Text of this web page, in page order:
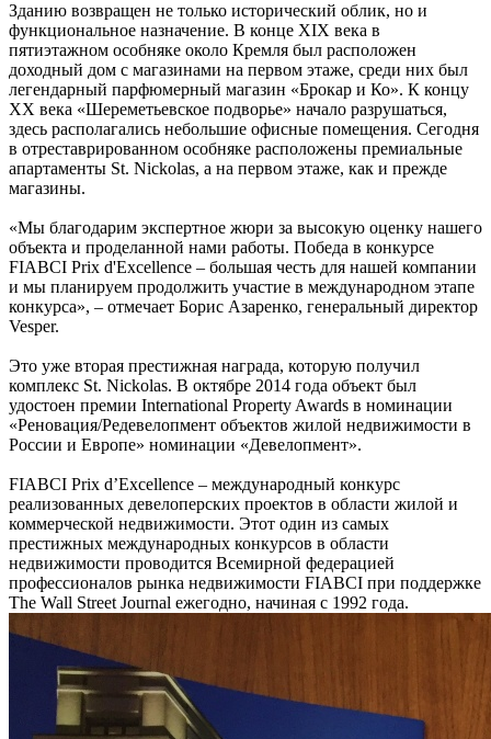
Зданию возвращен не только исторический облик, но и
функциональное назначение. В конце XIX века в
пятиэтажном особняке около Кремля был расположен
доходный дом с магазинами на первом этаже, среди них был
легендарный парфюмерный магазин «Брокар и Ко». К концу
XX века «Шереметьевское подворье» начало разрушаться,
здесь располагались небольшие офисные помещения. Сегодня
в отреставрированном особняке расположены премиальные
апартаменты St. Nickolas, а на первом этаже, как и прежде
магазины.
«Мы благодарим экспертное жюри за высокую оценку нашего
объекта и проделанной нами работы. Победа в конкурсе
FIABCI Prix d'Excellence – большая честь для нашей компании
и мы планируем продолжить участие в международном этапе
конкурса», – отмечает Борис Азаренко, генеральный директор
Vesper.
Это уже вторая престижная награда, которую получил
комплекс St. Nickolas. В октябре 2014 года объект был
удостоен премии International Property Awards в номинации
«Реновация/Редевелопмент объектов жилой недвижимости в
России и Европе» номинации «Девелопмент».
FIABCI Prix d’Excellence – международный конкурс
реализованных девелоперских проектов в области жилой и
коммерческой недвижимости. Этот один из самых
престижных международных конкурсов в области
недвижимости проводится Всемирной федерацией
профессионалов рынка недвижимости FIABCI при поддержке
The Wall Street Journal ежегодно, начиная с 1992 года.